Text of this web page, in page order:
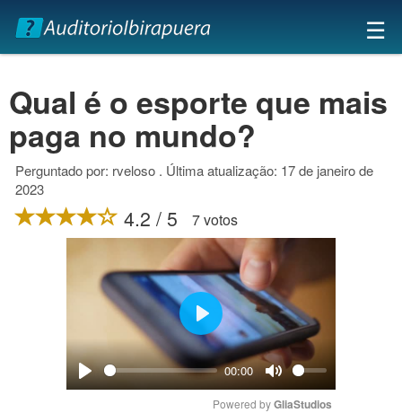
×
☰
Qual é o esporte que mais
paga no mundo?
Perguntado por: rveloso . Última atualização: 17 de janeiro de
2023
4.2 / 5 7 votos
Play
00:00
Mute
Play
Powered by GliaStudios